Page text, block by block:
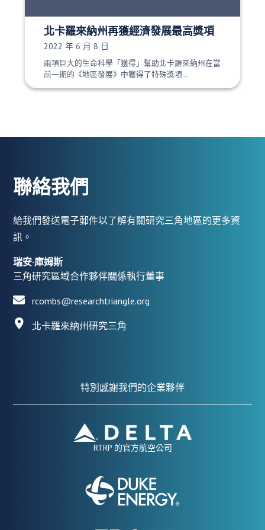
北卡羅來納州再獲經濟發展最高獎項
發布日期：
2022 年 6 月 8 日
兩項巨大的生命科學「獲得」幫助北卡羅來納州在當
前一期的《地區發展》中獲得了特殊獎項…
聯絡我們
給我們發送電子郵件以了解有關研究三角地區的更多資
訊。
瑞安·庫姆斯
三角研究區域合作夥伴關係執行董事
rcombs@researchtriangle.org
北卡羅來納州研究三角
特別感謝我們的企業夥伴
RTRP 的官方航空公司